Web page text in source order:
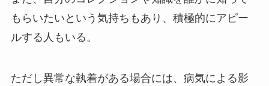
もらいたいという気持ちもあり、積極的にアピー
ルする人もいる。
ただし異常な執着がある場合には、病気による影